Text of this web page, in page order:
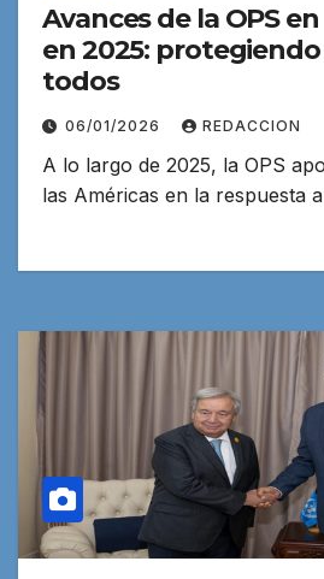
Avances de la OPS
en 2025:
todos
06/01/2026 REDACCION
A lo largo de 2025, la OPS
las Américas en la respuesta